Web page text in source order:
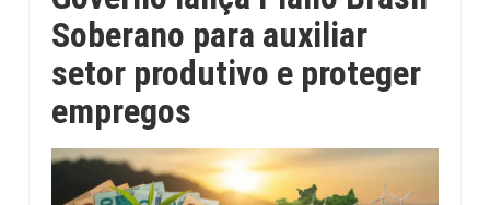
Soberano para auxiliar
setor produtivo e proteger
empregos